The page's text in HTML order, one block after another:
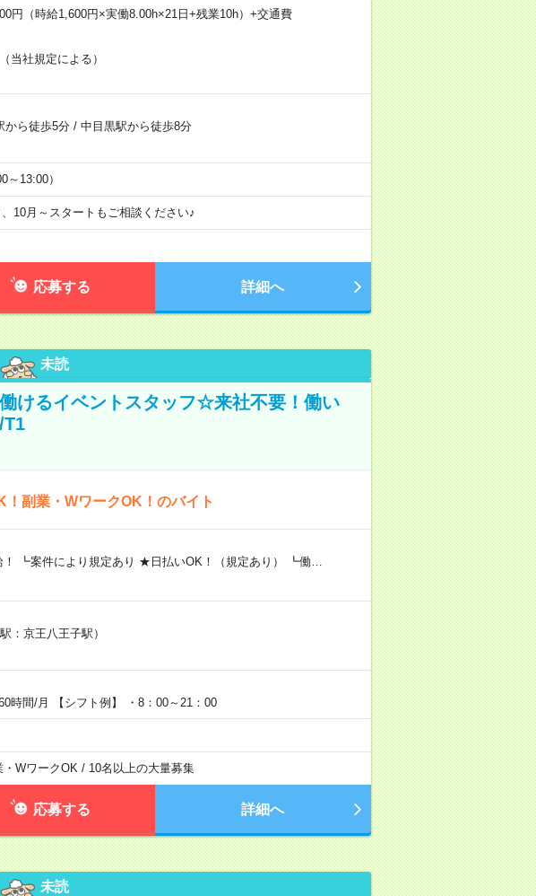
円（時給1,600円×実働8.00h×21日+残業10h）+交通費
当社規定による）
から徒歩5分/ 中目黒駅から徒歩8分
13:00）
月～スタートもご相談ください♪
応募する 詳細へ
未読
けるイベントスタッフ☆来社不要！働い
T1
副業・WワークOK！のバイト
！ ┗案件により規定あり ★日払いOK！（規定あり） ┗働…
：京王八王子駅）
時間/月 【シフト例】 ・8：00～21：00
WワークOK / 10名以上の大量募集
応募する 詳細へ
未読